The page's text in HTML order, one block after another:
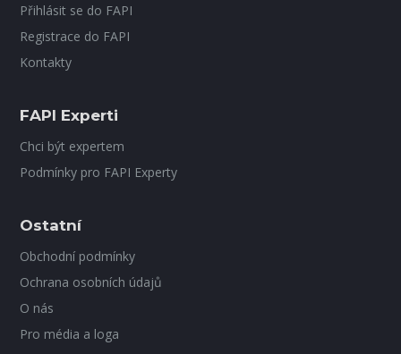
Přihlásit se do FAPI
Registrace do FAPI
Kontakty
FAPI Experti
Chci být expertem
Podmínky pro FAPI Experty
Ostatní
Obchodní podmínky
Ochrana osobních údajů
O nás
Pro média a loga